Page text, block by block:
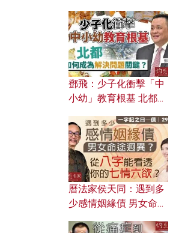
濟為何仍然低迷？
鄧飛：少子化衝擊「中
小幼」教育根基 北都如
曆法家侯天同：遇到多
少感情姻緣債 男女命途